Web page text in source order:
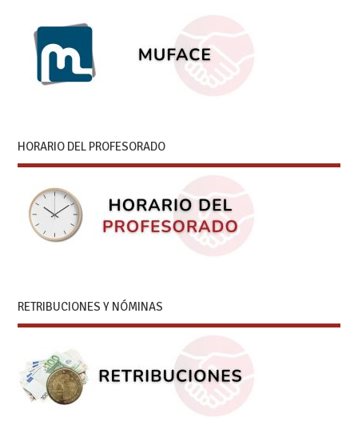
HORARIO DEL PROFESORADO
RETRIBUCIONES Y NÓMINAS